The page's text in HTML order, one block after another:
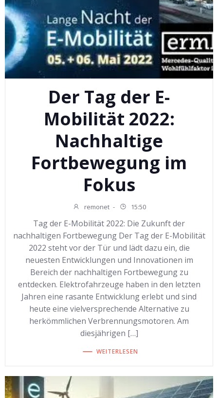
Der Tag der E-
Mobilität 2022:
Nachhaltige
Fortbewegung im
Fokus
remonet - 15:50
Tag der E-Mobilität 2022: Die Zukunft der
nachhaltigen Fortbewegung Der Tag der E-Mobilität
2022 steht vor der Tür und lädt dazu ein, die
neuesten Entwicklungen und Innovationen im
Bereich der nachhaltigen Fortbewegung zu
entdecken. Elektrofahrzeuge haben in den letzten
Jahren eine rasante Entwicklung erlebt und sind
heute eine vielversprechende Alternative zu
herkömmlichen Verbrennungsmotoren. Am
diesjährigen […]
WEITERLESEN